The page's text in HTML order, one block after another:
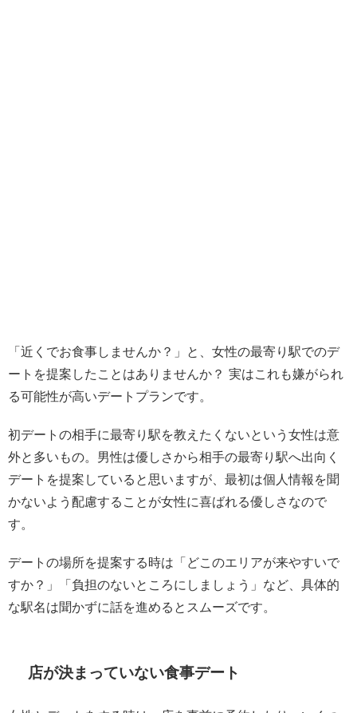
「近くでお食事しませんか？」と、女性の最寄り駅でのデ
ートを提案したことはありませんか ？ 実はこれも嫌がられ
る可能性が高いデートプランです。
初デートの相手に最寄り駅を教えたくないという女性は意
外と多いもの。男性は優しさから相手の最寄り駅へ出向く
デートを提案していると思いますが、最初は個人情報を聞
かないよう配慮することが女性に喜ばれる優しさなので
す。
デートの場所を提案する時は「どこのエリアが来やすいで
すか？」「負担のないところにしましょう」など、具体的
な駅名は聞かずに話を進めるとスムーズです。
店が決まっていない食事デート